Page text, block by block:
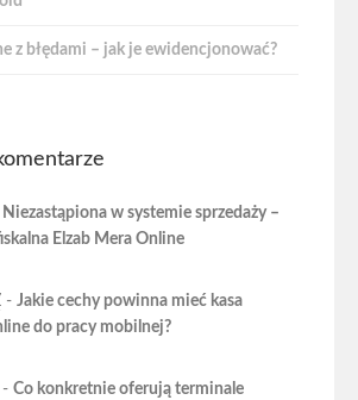
z błędami – jak je ewidencjonować?
Niezastąpiona w systemie sprzedaży –
Elzab Mera Online
- Jakie cechy powinna mieć kasa
do pracy mobilnej?
- Co konkretnie oferują terminale